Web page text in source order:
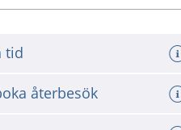
tid
återbesök